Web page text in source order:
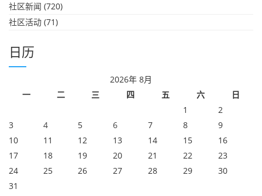
社区新闻 (720)
社区活动 (71)
日历
2026年 8月
一
二 三 四 五 六
日
1
2
3
4 5 6 7 8
9
10
11 12 13 14 15
16
17
18 19 20 21 22
23
24
25 26 27 28 29
30
31